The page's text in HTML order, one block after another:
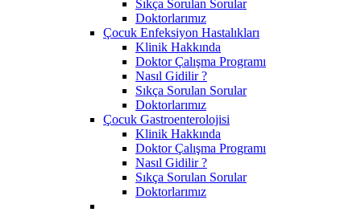
Sıkça Sorulan Sorular
Doktorlarımız
Çocuk Enfeksiyon Hastalıkları
Klinik Hakkında
Doktor Çalışma Programı
Nasıl Gidilir ?
Sıkça Sorulan Sorular
Doktorlarımız
Çocuk Gastroenterolojisi
Klinik Hakkında
Doktor Çalışma Programı
Nasıl Gidilir ?
Sıkça Sorulan Sorular
Doktorlarımız